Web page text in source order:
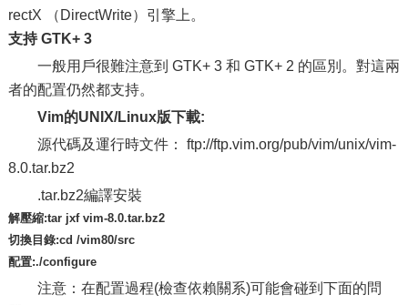
rectX （DirectWrite）引擎上。
支持 GTK+ 3
一般用戶很難注意到 GTK+ 3 和 GTK+ 2 的區別。對這兩
者的配置仍然都支持。
Vim的UNIX/Linux版下載:
源代碼及運行時文件： ftp://ftp.vim.org/pub/vim/unix/vim-
8.0.tar.bz2
.tar.bz2編譯安裝
解壓縮:tar jxf vim-8.0.tar.bz2
切換目錄:cd /vim80/src
配置:./configure
注意：在配置過程(檢查依賴關系)可能會碰到下面的問